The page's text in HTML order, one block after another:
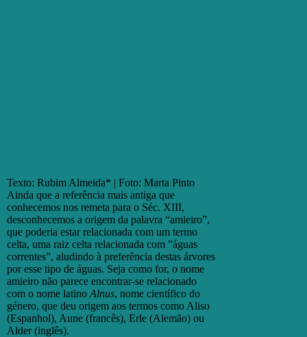
Texto: Rubim Almeida* | Foto: Marta Pinto
Ainda que a referência mais antiga que
conhecemos nos remeta para o Séc. XIII,
desconhecemos a origem da palavra “amieiro”,
que poderia estar relacionada com um termo
celta, uma raiz celta relacionada com ”águas
correntes”, aludindo à preferência destas árvores
por esse tipo de águas. Seja como for, o nome
amieiro não parece encontrar-se relacionado
com o nome latino Alnus, nome científico do
género, que deu origem aos termos como Aliso
(Espanhol), Aune (francês), Erle (Alemão) ou
Alder (inglês).